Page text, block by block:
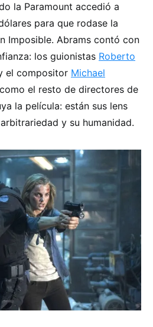
la Paramount accedió a
para que rodase la
Imposible. Abrams contó con
los guionistas Roberto
el compositor Michael
el resto de directores de
la película: están sus lens
y su humanidad.